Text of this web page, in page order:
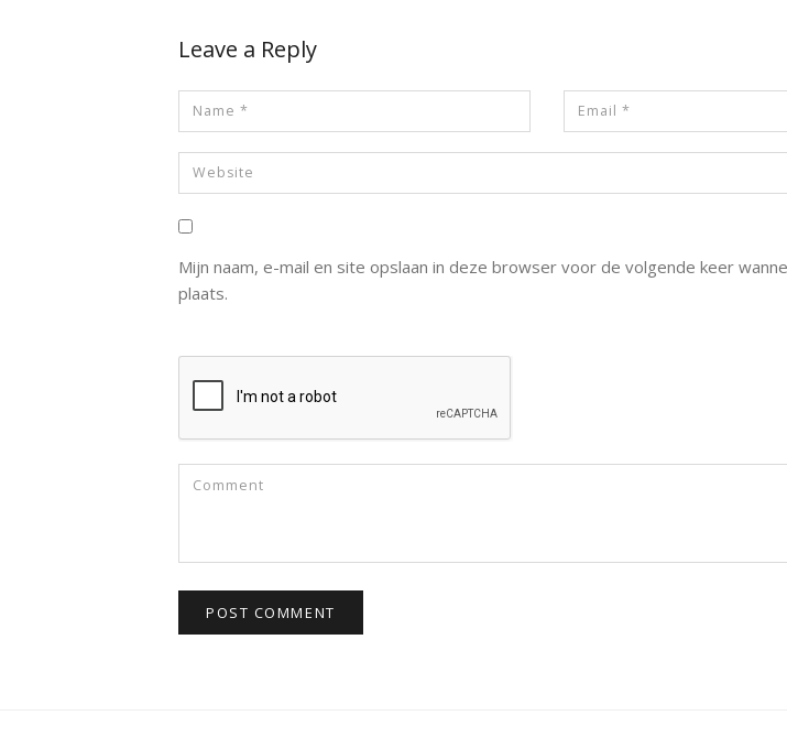
Leave a Reply
Mijn naam, e-mail en site opslaan in deze browser voor de volgende keer
plaats.